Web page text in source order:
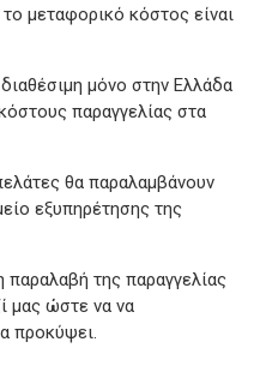
μεταφορικό κόστος είναι
μόνο στην Ελλάδα
παραγγελίας στα
θα παραλαμβάνουν
εξυπηρέτησης της
παραλαβή της παραγγελίας
μας ώστε να να
προκύψει.